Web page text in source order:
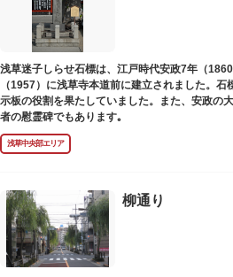
浅草迷子しらせ石標は、江戸時代安政7年（
（1957）に浅草寺本道前に建立されました。
示板の役割を果たしていました。また、安政の
者の慰霊碑でもあります｡
浅草中央部エリア
柳通り